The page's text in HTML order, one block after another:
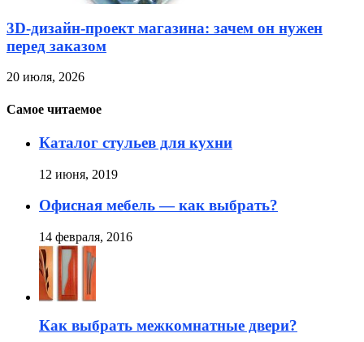
3D-дизайн-проект магазина: зачем он нужен
перед заказом
20 июля, 2026
Самое читаемое
Каталог стульев для кухни
12 июня, 2019
Офисная мебель — как выбрать?
14 февраля, 2016
Как выбрать межкомнатные двери?